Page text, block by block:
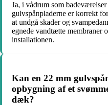
Ja, i vådrum som
gulvspånpladerne er korrekt
at undgå skader og
egnede vandtætte membraner
installationen.
Kan en 22 mm
opbygning af et
dæk?